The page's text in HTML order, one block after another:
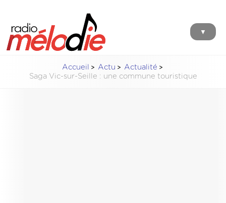
▼
Accueil Actu
Actualité
Saga Vic-sur-Seille : une commune touristique